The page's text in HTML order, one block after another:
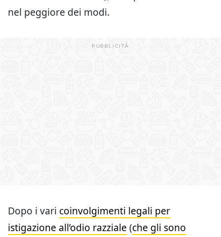
nel peggiore dei modi.
Dopo i vari coinvolgimenti legali per
istigazione all’odio razziale (che gli sono